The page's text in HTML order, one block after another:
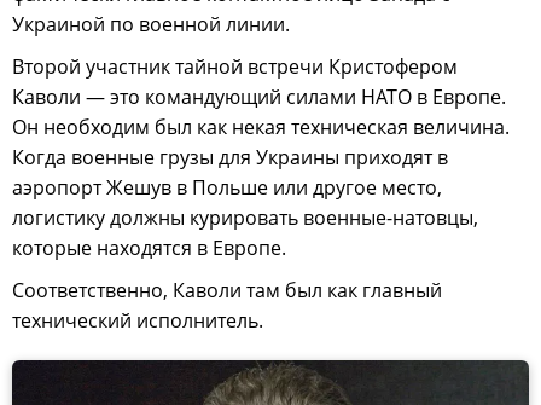
Украиной по военной линии.
Второй участник тайной встречи Кристофером
Каволи — это командующий силами НАТО в Европе.
Он необходим был как некая техническая величина.
Когда военные грузы для Украины приходят в
аэропорт Жешув в Польше или другое место,
логистику должны курировать военные-натовцы,
которые находятся в Европе.
Соответственно, Каволи там был как главный
технический исполнитель.